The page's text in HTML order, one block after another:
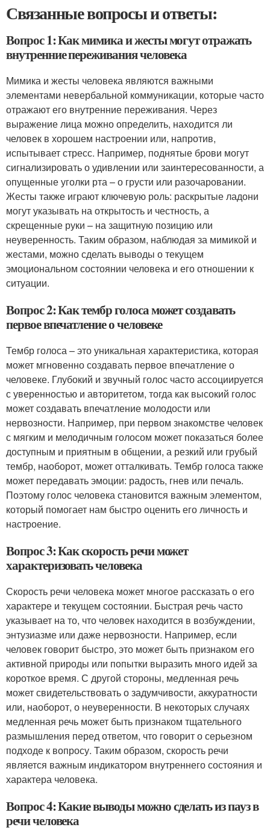
Связанные вопросы и ответы:
Вопрос 1: Как мимика и жесты могут отражать
внутренние переживания человека
Мимика и жесты человека являются важными
элементами невербальной коммуникации, которые часто
отражают его внутренние переживания. Через
выражение лица можно определить, находится ли
человек в хорошем настроении или, напротив,
испытывает стресс. Например, поднятые брови могут
сигнализировать о удивлении или заинтересованности, а
опущенные уголки рта – о грусти или разочаровании.
Жесты также играют ключевую роль: раскрытые ладони
могут указывать на открытость и честность, а
скрещенные руки – на защитную позицию или
неуверенность. Таким образом, наблюдая за мимикой и
жестами, можно сделать выводы о текущем
эмоциональном состоянии человека и его отношении к
ситуации.
Вопрос 2: Как тембр голоса может создавать
первое впечатление о человеке
Тембр голоса – это уникальная характеристика, которая
может мгновенно создавать первое впечатление о
человеке. Глубокий и звучный голос часто ассоциируется
с уверенностью и авторитетом, тогда как высокий голос
может создавать впечатление молодости или
нервозности. Например, при первом знакомстве человек
с мягким и мелодичным голосом может показаться более
доступным и приятным в общении, а резкий или грубый
тембр, наоборот, может отталкивать. Тембр голоса также
может передавать эмоции: радость, гнев или печаль.
Поэтому голос человека становится важным элементом,
который помогает нам быстро оценить его личность и
настроение.
Вопрос 3: Как скорость речи может
характеризовать человека
Скорость речи человека может многое рассказать о его
характере и текущем состоянии. Быстрая речь часто
указывает на то, что человек находится в возбуждении,
энтузиазме или даже нервозности. Например, если
человек говорит быстро, это может быть признаком его
активной природы или попытки выразить много идей за
короткое время. С другой стороны, медленная речь
может свидетельствовать о задумчивости, аккуратности
или, наоборот, о неуверенности. В некоторых случаях
медленная речь может быть признаком тщательного
размышления перед ответом, что говорит о серьезном
подходе к вопросу. Таким образом, скорость речи
является важным индикатором внутреннего состояния и
характера человека.
Вопрос 4: Какие выводы можно сделать из пауз в
речи человека